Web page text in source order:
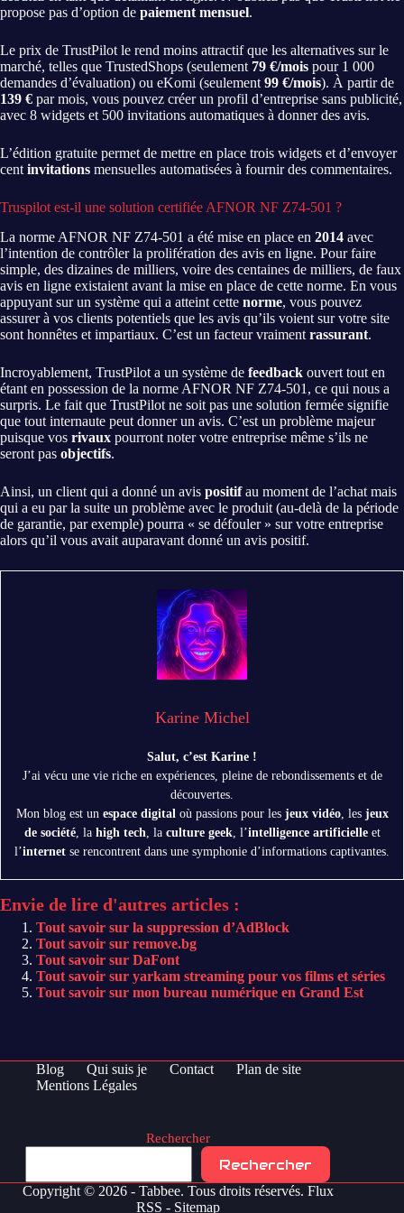
propose pas d’option de paiement mensuel.
Le prix de TrustPilot le rend moins attractif que les alternatives sur le
marché, telles que TrustedShops (seulement 79 €/mois pour 1 000
demandes d’évaluation) ou eKomi (seulement 99 €/mois). À partir de
139 € par mois, vous pouvez créer un profil d’entreprise sans publicité,
avec 8 widgets et 500 invitations automatiques à donner des avis.
L’édition gratuite permet de mettre en place trois widgets et d’envoyer
cent invitations mensuelles automatisées à fournir des commentaires.
Truspilot est-il une solution certifiée AFNOR NF Z74-501 ?
La norme AFNOR NF Z74-501 a été mise en place en 2014 avec
l’intention de contrôler la prolifération des avis en ligne. Pour faire
simple, des dizaines de milliers, voire des centaines de milliers, de faux
avis en ligne existaient avant la mise en place de cette norme. En vous
appuyant sur un système qui a atteint cette norme, vous pouvez
assurer à vos clients potentiels que les avis qu’ils voient sur votre site
sont honnêtes et impartiaux. C’est un facteur vraiment rassurant.
Incroyablement, TrustPilot a un système de feedback ouvert tout en
étant en possession de la norme AFNOR NF Z74-501, ce qui nous a
surpris. Le fait que TrustPilot ne soit pas une solution fermée signifie
que tout internaute peut donner un avis. C’est un problème majeur
puisque vos rivaux pourront noter votre entreprise même s’ils ne
seront pas objectifs.
Ainsi, un client qui a donné un avis positifau moment de l’achat mais
qui a eu par la suite un problème avec le produit (au-delà de la période
de garantie, par exemple) pourra « se défouler » sur votre entreprise
alors qu’il vous avait auparavant donné un avis positif.
Karine Michel
Salut, c’est Karine !
J’ai vécu une vie riche en expériences, pleine de rebondissements et de
découvertes.
Mon blog est un espace digital où passions pour les jeux vidéo, les jeux
de société, la high tech , la culture geek, l’intelligence artificielleet
l’internet se rencontrent dans une symphonie d’informations captivantes.
Envie de lire d'autres articles :
Tout savoir sur la suppression d’AdBlock
Tout savoir sur remove.bg
Tout savoir sur DaFont
Tout savoir sur yarkam streaming pour vos films et séries
Tout savoir sur mon bureau numérique en Grand Est
Blog Qui suis je Contact
Plan de site
Mentions Légales
Rechercher
Rechercher
Copyright © 2026 - Tabbee. Tous droits réservés. Flux
RSS - Sitemap